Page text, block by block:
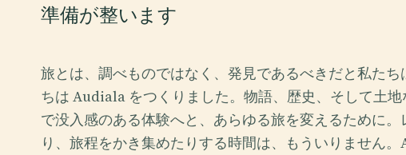
準備が整います
旅とは、調べものではなく、発見であるべきだと私た
ちは Audiala をつくりました。物語、歴史、そして土
で没入感のある体験へと、あらゆる旅を変えるために
り、旅程をかき集めたりする時間は、もういりません